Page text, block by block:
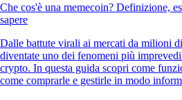
Che cos'è una memecoin? Definizione,
sapere
Dalle battute virali ai mercati da milioni
diventate uno dei fenomeni più
crypto. In questa guida scopri come
come comprarle e gestirle in modo